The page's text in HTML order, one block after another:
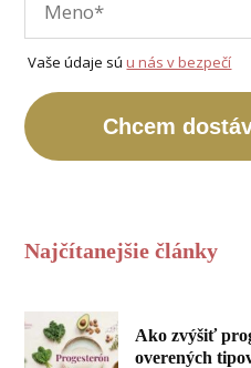
Vaše údaje súu nás v bezpečí
Chcem
Najčítanejšie články
Ako zvýšiť
overených